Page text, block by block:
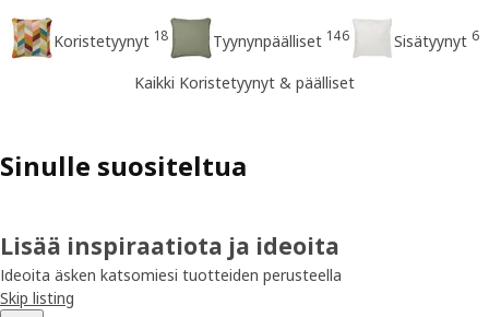
Koristetyynyt 18 Tyynynpäälliset 146 Sisätyynyt 6
Kaikki Koristetyynyt & päälliset
Sinulle suositeltua
Lisää inspiraatiota ja ideoita
Ideoita äsken katsomiesi tuotteiden perusteella
Skip listing